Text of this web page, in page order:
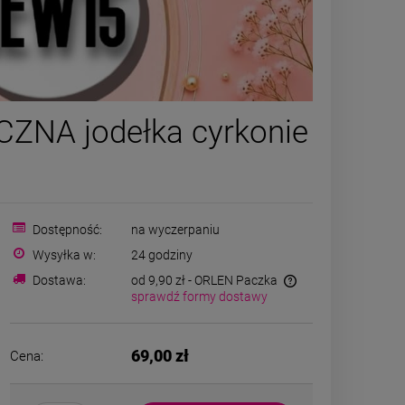
- %
Naszyjnik STAL
CHIRURGICZNA medalion
zielona koniczyna złoty
DO KOSZYKA
jodełka cyrkonie
Dostępność:
na wyczerpaniu
Wysyłka w:
24 godziny
Dostawa:
od 9,90 zł- ORLEN Paczka
sprawdź formy dostawy
Cena: 69,00 zł